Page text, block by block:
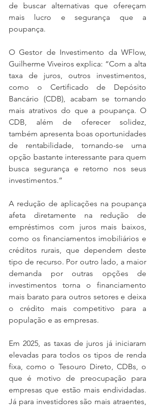
de buscar alternativas que
ofereçam
mais lucro e segurança que a
poupança.
O Gestor de Investimento da WFlow,
Guilherme Viveiros explica: “Com a alta
taxa de juros, outros investimentos,
como o Certificado de Depósito
Bancário (CDB), acabam se tornando
mais atrativos do que a poupança. O
CDB, além de oferecer solidez,
também apresenta boas oportunidades
de rentabilidade, tornando-se uma
opção bastante interessante para quem
busca segurança e retorno nos seus
investimentos.”
A redução de aplicações na poupança
afeta diretamente na redução de
empréstimos com juros mais baixos,
como os financiamentos imobiliários e
créditos rurais, que dependem deste
tipo de recurso. Por outro lado, a maior
demanda por outras opções de
investimentos torna o financiamento
mais barato para outros setores e deixa
o crédito mais competitivo para a
população e as empresas.
Em 2025, as taxas de juros já iniciaram
elevadas para todos os tipos de renda
fixa, como o Tesouro Direto, CDBs, o
que é motivo de preocupação para
empresas que estão mais endividadas.
Já para investidores são mais atraentes,